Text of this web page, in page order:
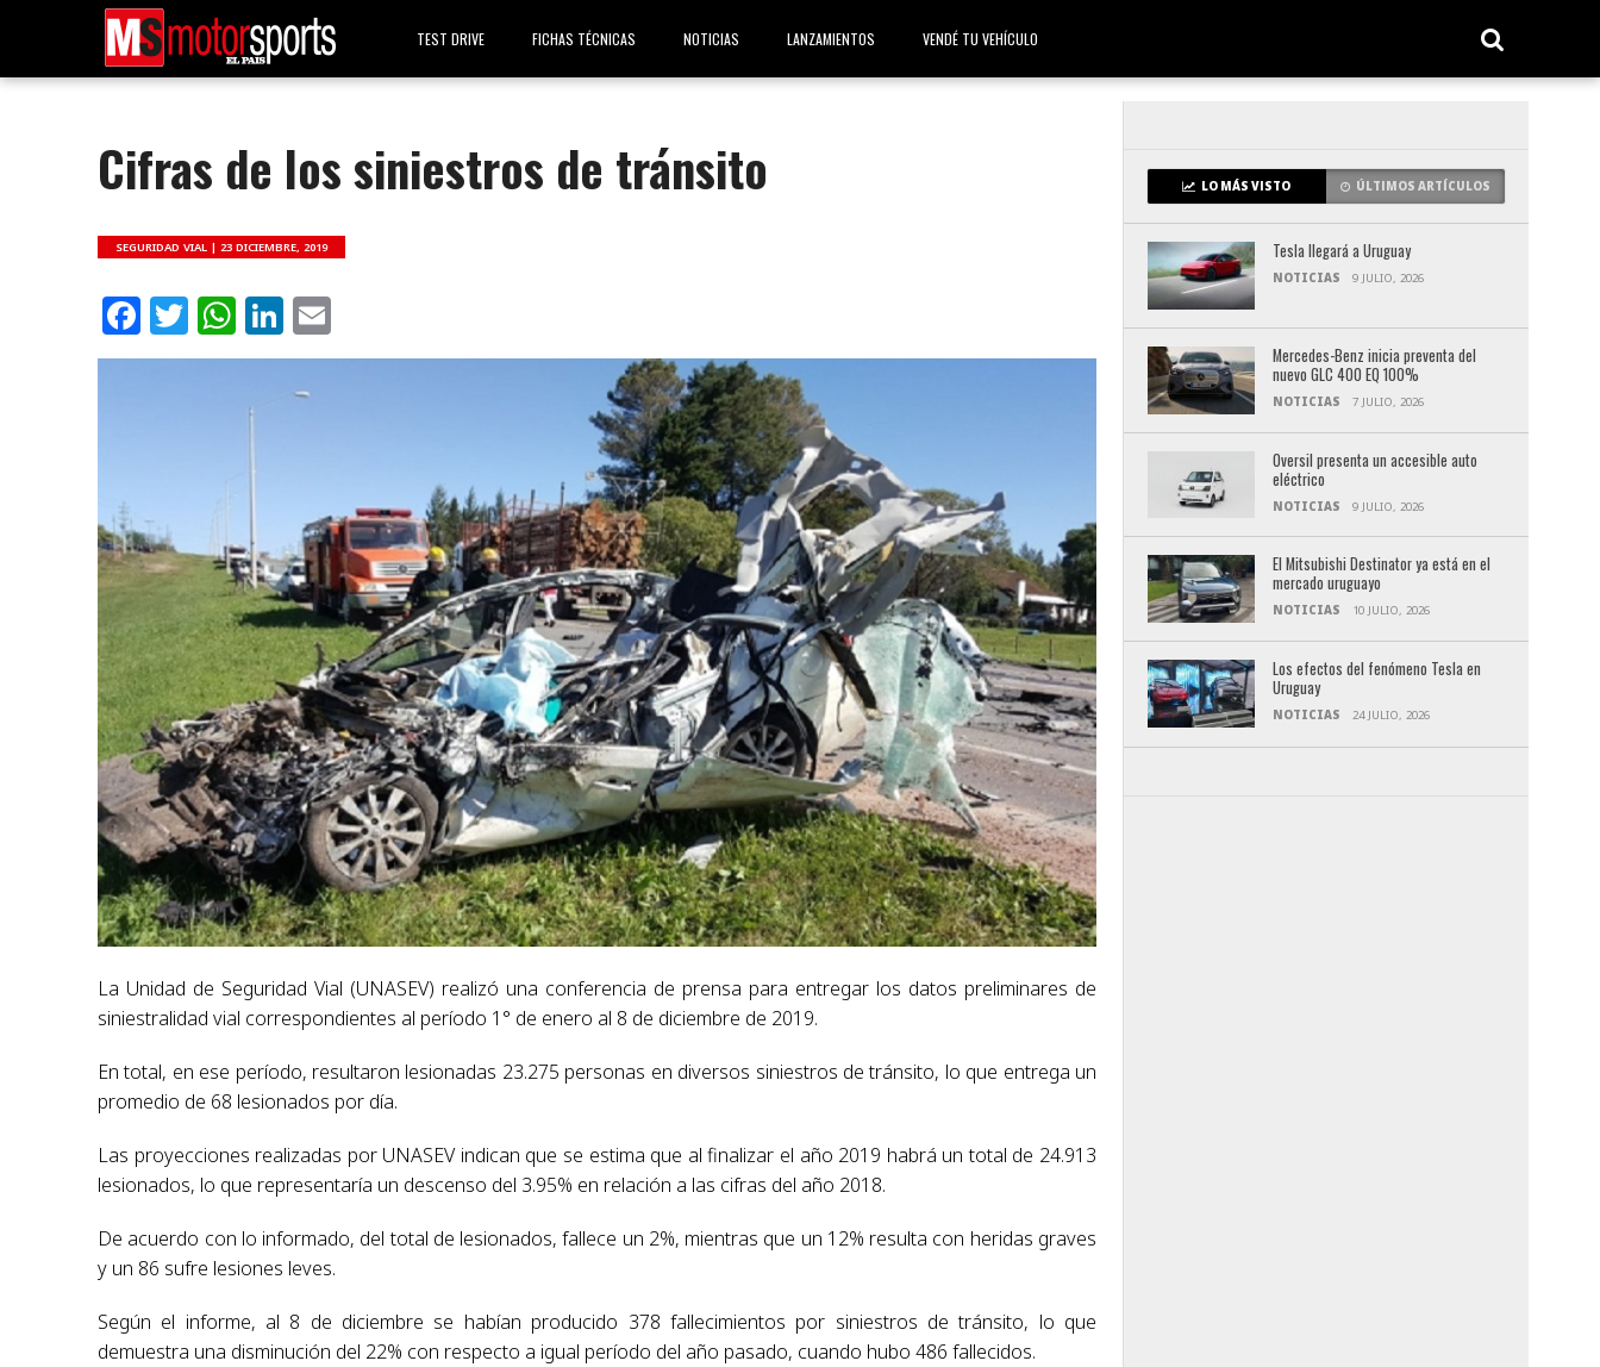
TEST DRIVE FICHAS TÉCNICAS NOTICIAS LANZAMIENTOS VENDÉ TU VEHÍCULO
Cifras de los siniestros de tránsito
SEGURIDAD VIAL |23 DICIEMBRE, 2019
Facebook
Twitter
WhatsApp
LinkedIn
La Unidad de Seguridad Vial (UNASEV) realizó una conferencia de prensa para entregar los datos preliminares de
siniestralidad vial correspondientes al período 1° de enero al 8 de diciembre de 2019.
En total, en ese período, resultaron lesionadas 23.275 personas en diversos siniestros de tránsito, lo que entrega un
promedio de 68 lesionados por día.
Las proyecciones realizadas por UNASEV indican que se estima que al finalizar el año 2019 habrá un total de 24.913
lesionados, lo que representaría un descenso del 3.95% en relación a las cifras del año 2018.
De acuerdo con lo informado, del total de lesionados, fallece un 2%, mientras que un 12% resulta con heridas graves
y un 86 sufre lesiones leves.
Según el informe, al 8 de diciembre se habían producido 378 fallecimientos por siniestros de tránsito, lo que
demuestra una disminución del 22% con respecto a igual período del año pasado, cuando hubo 486 fallecidos.
LO MÁS VISTO ÚLTIMOS ARTÍCULOS
Tesla llegará a Uruguay
NOTICIAS 9 JULIO, 2026
Mercedes-Benz inicia preventa del
nuevo GLC 400 EQ 100%
NOTICIAS 7 JULIO, 2026
Oversil presenta un accesible auto
eléctrico
NOTICIAS 9 JULIO, 2026
El Mitsubishi Destinator ya está en el
mercado uruguayo
NOTICIAS 10 JULIO, 2026
Los efectos del fenómeno Tesla en
Uruguay
NOTICIAS 24 JULIO, 2026